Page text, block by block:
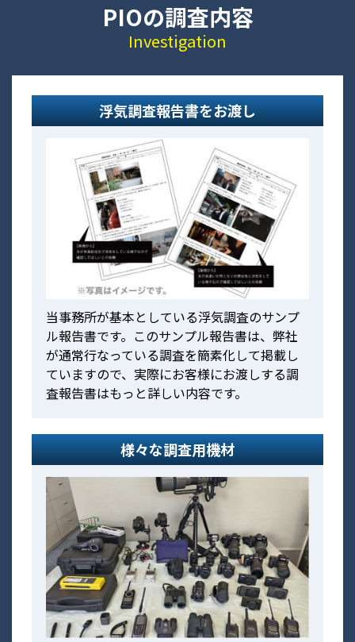
PIOの調査内容
Investigation
浮気調査報告書をお渡し
当事務所が基本としている浮気調査のサンプ
ル報告書です。このサンプル報告書は、弊社
が通常行なっている調査を簡素化して掲載し
ていますので、実際にお客様にお渡しする調
査報告書はもっと詳しい内容です。
様々な調査用機材